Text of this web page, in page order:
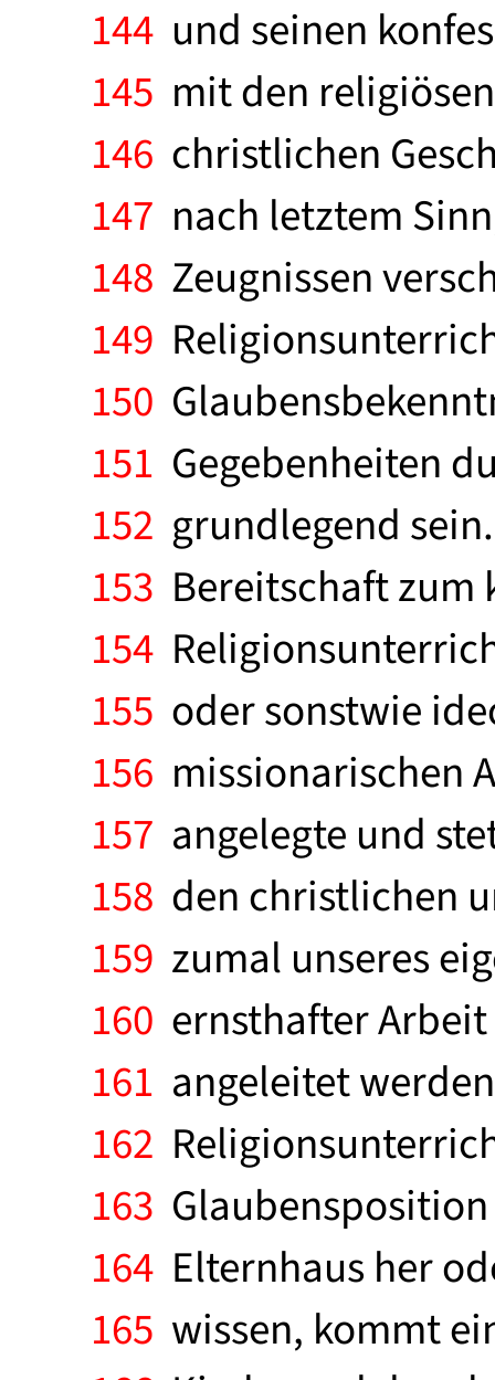
144 und seinen
145 mit den
146 christlichen
147 nach letztem
148 Zeugnissen
149
150
151 Gegebenheiten
152 grundlegend
153 Bereitschaft
154
155 oder sonstwie
156 missionarischen
157 angelegte und
158 den christlichen
159 zumal unseres
160 ernsthafter
161 angeleitet
162
163
164 Elternhaus her
165 wissen, kommt